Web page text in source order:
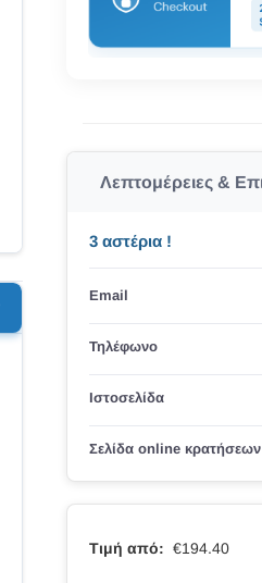
Λεπτομέρειες &
3 αστέρια !
Email
Τηλέφωνο
Ιστοσελίδα
Σελίδα online κρατήσεων
Τιμή από: €194.40